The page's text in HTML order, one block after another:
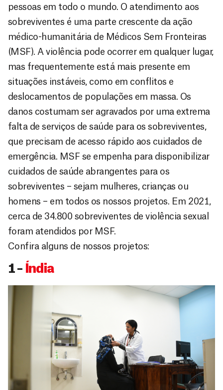
pessoas em todo o mundo. O atendimento aos
sobreviventes é uma parte crescente da ação
médico-humanitária de Médicos Sem Fronteiras
(MSF). A violência pode ocorrer em qualquer lugar,
mas frequentemente está mais presente em
situações instáveis, como em conflitos e
deslocamentos de populações em massa. Os
danos costumam ser agravados por uma extrema
falta de serviços de saúde para os sobreviventes,
que precisam de acesso rápido aos cuidados de
emergência. MSF se empenha para disponibilizar
cuidados de saúde abrangentes para os
sobreviventes – sejam mulheres, crianças ou
homens – em todos os nossos projetos. Em 2021,
cerca de 34.800 sobreviventes de violência sexual
foram atendidos por MSF.
Confira alguns de nossos projetos:
1 – Índia